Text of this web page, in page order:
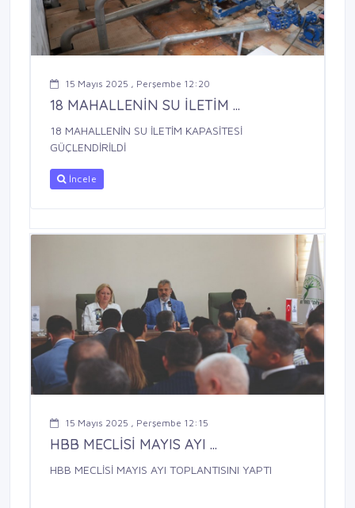
15 Mayıs 2025 , Perşembe 12:20
18 MAHALLENİN SU İLETİM ...
18 MAHALLENİN SU İLETİM KAPASİTESİ
GÜÇLENDİRİLDİ
İncele
15 Mayıs 2025 , Perşembe 12:15
HBB MECLİSİ MAYIS AYI ...
HBB MECLİSİ MAYIS AYI TOPLANTISINI YAPTI